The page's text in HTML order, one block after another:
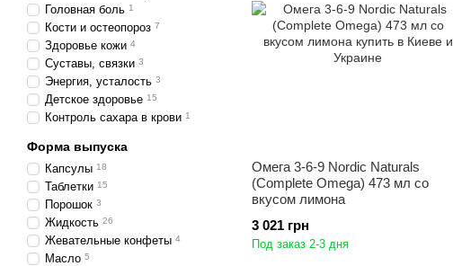
Омега 3-6-9 Nordic Naturals
(Complete Omega) 473 мл со
вкусом лимона
3 021 грн
Под заказ 2-3 дня
Головная боль 1
Кости и остеопороз 7
Здоровье кожи 4
Суставы, связки 3
Энергия, усталость 3
Детское здоровье 15
Контроль сахара в крови 1
Форма выпуска
Капсулы 18
Таблетки 15
Порошок 3
Жидкость 26
Жевательные конфеты 4
Масло 5